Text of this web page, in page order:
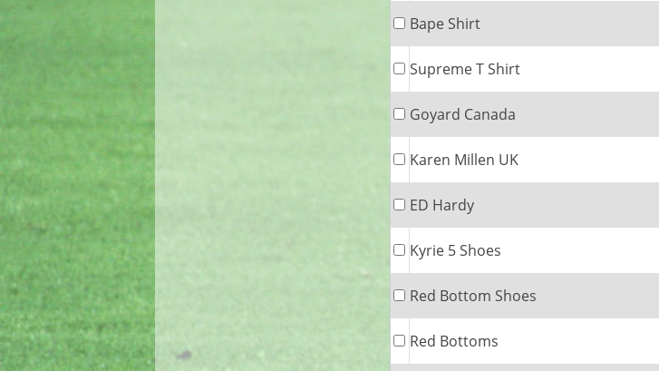
Bape Shirt
Supreme T Shirt
Goyard Canada
Karen Millen UK
ED Hardy
Kyrie 5 Shoes
Red Bottom Shoes
Red Bottoms